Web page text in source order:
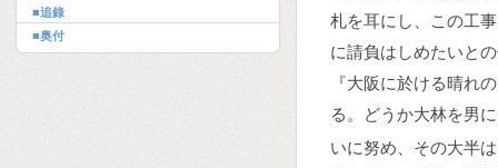
■追錄
■奥付
札を耳にし、この工
に請負はしめたいと
『大阪に於ける晴れ
る。どうか大林を男
いに努め、その大半